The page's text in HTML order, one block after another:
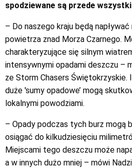
spodziewane są przede
– Do naszego kraju będą
powietrza znad Morza Czarnego.
charakteryzujące się silnym
intensywnymi opadami deszczu –
ze Storm Chasers
duże 'sumy opadowe’ mogą
lokalnymi powodziami.
– Opady podczas tych burz mogą
osiągać do kilkudziesięciu
Miejscami tego deszczu może
a w innych dużo mniej – mówi